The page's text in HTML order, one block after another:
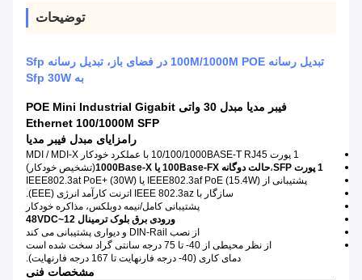
توضیحات
تبدیل رسانه 100M/1000M POE در فضای باز، تبدیل رسانه Sfp
به Sfp 30W
فیبر مدیا مبدل 30 واتی POE Mini Industrial Gigabit
Ethernet 100/1000M SFP
را مزایای مبدل فیبر مدیا
1 پورت 10/100/1000BASE-T RJ45 با عملکرد خودکار MDI / MDI-X
1 پورت SFP
،حالت دوگانه 100Base-FX یا 1000Base-X
(تشخیص خودکار)
پشتیبانی از IEEE802.3af PoE (15.4W) یا IEEE802.3at PoE+ (30W)
سازگار با IEEE 802.3az اترنت کارآمد انرژی (EEE).
پشتیبانی کامل/نیمه دوبلکس، مذاکره خودکار
ورودی برق بلوک ترمینال 12~48VDC
از نصب DIN-Rail و دیواری پشتیبانی می کند
از نظر محیطی از 40- تا 75 درجه سانتی گراد سخت شده است
دمای کاری (40- درجه فارنهایت تا 167 درجه فارنهایت).
مشخصات فنی